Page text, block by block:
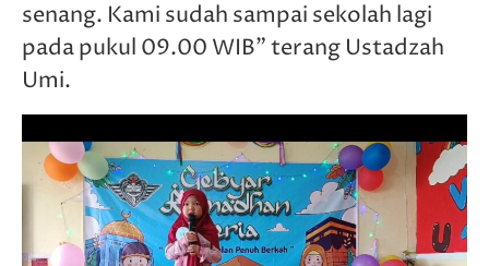
senang. Kami sudah sampai sekolah lagi
pada pukul 09.00 WIB” terang Ustadzah
Umi.